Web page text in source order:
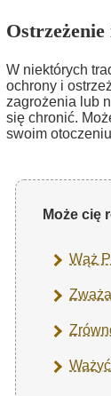
W niektórych
ochrony i
zagrożenia lub
się chronić.
swoim
Może cię
Wąż
Ważyć